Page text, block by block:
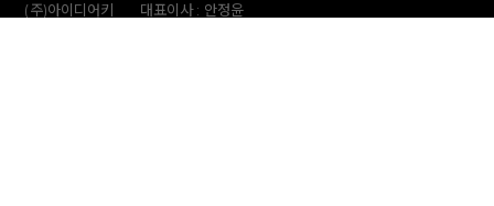
(주)아이디어키
대표이사 : 안정윤